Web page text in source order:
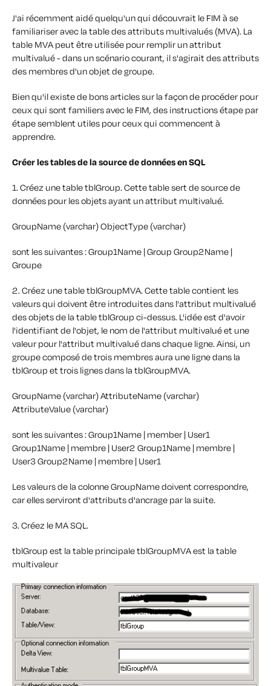
J'ai récemment aidé quelqu'un qui découvrait le FIM à se
familiariser avec la table des attributs multivalués (MVA). La
table MVA peut être utilisée pour remplir un attribut
multivalué - dans un scénario courant, il s'agirait des attributs
des membres d'un objet de groupe.
Bien qu'il existe de bons articles sur la façon de procéder pour
ceux qui sont familiers avec le FIM, des instructions étape par
étape semblent utiles pour ceux qui commencent à
apprendre.
Créer les tables de la source de données en SQL
1. Créez une table tblGroup. Cette table sert de source de
données pour les objets ayant un attribut multivalué.
GroupName (varchar)ObjectType (varchar)
sont les suivantes :Group1Name | Group Group2Name |
Groupe
2. Créez une table tblGroupMVA. Cette table contient les
valeurs qui doivent être introduites dans l'attribut multivalué
des objets de la table tblGroup ci-dessus. L'idée est d'avoir
l'identifiant de l'objet, le nom de l'attribut multivalué et une
valeur pour l'attribut multivalué dans chaque ligne. Ainsi, un
groupe composé de trois membres aura une ligne dans la
tblGroup et trois lignes dans la tblGroupMVA.
GroupName (varchar)AttributeName (varchar)
AttributeValue (varchar)
sont les suivantes :Group1Name | member | User1
Group1Name | membre | User2 Group1Name | membre |
User3Group2Name | membre | User1
Les valeurs de la colonne GroupName doivent correspondre,
car elles serviront d'attributs d'ancrage par la suite.
3. Créez le MA SQL.
tblGroup est la table principaletblGroupMVA est la table
multivaleur